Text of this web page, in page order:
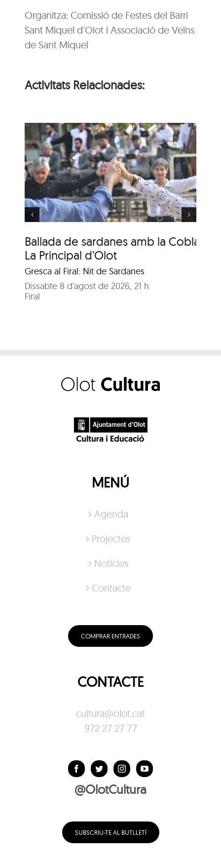
Organitza: Comissió de Festes del Barri
Sant Miquel d’Olot i Associació de Veïns
de Sant Miquel
Activitats Relacionades:
Ballada de sardanes amb la Cobla
La Principal d’Olot
Gresca al Firal: Nit de Sardanes
Dissabte 8 d'agost de 2026, 21 h
Firal
Ballada de sardanes
amb la Cobla La
Principal de Cassà
MENÚ
Agenda
Projectes
Notícies
Contacte
COMPRAR ENTRADES
CONTACTE
cultura@olot.cat
972 27 27 77
@OlotCultura
SUBSCRIU-TE AL BUTLLETÍ